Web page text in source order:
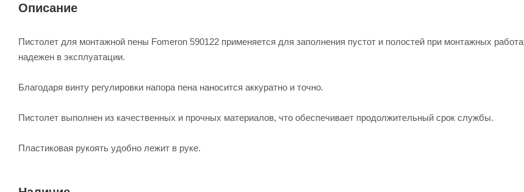
Описание
Пистолет для монтажной пены Fomeron 590122 применяется для заполнения пустот и полостей при монтажных
надежен в эксплуатации.
Благодаря винту регулировки напора пена наносится аккуратно и точно.
Пистолет выполнен из качественных и прочных материалов, что обеспечивает продолжительный срок службы.
Пластиковая рукоять удобно лежит в руке.